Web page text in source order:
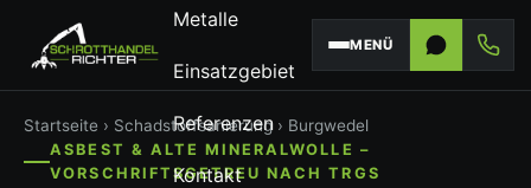
Metalle
Einsatzgebiet
Referenzen
Kontakt
MENÜ
Startseite › Schadstoffsanierung› Burgwedel
ASBEST & ALTE MINERALWOLLE –
VORSCHRIFTSGETREU NACH TRGS